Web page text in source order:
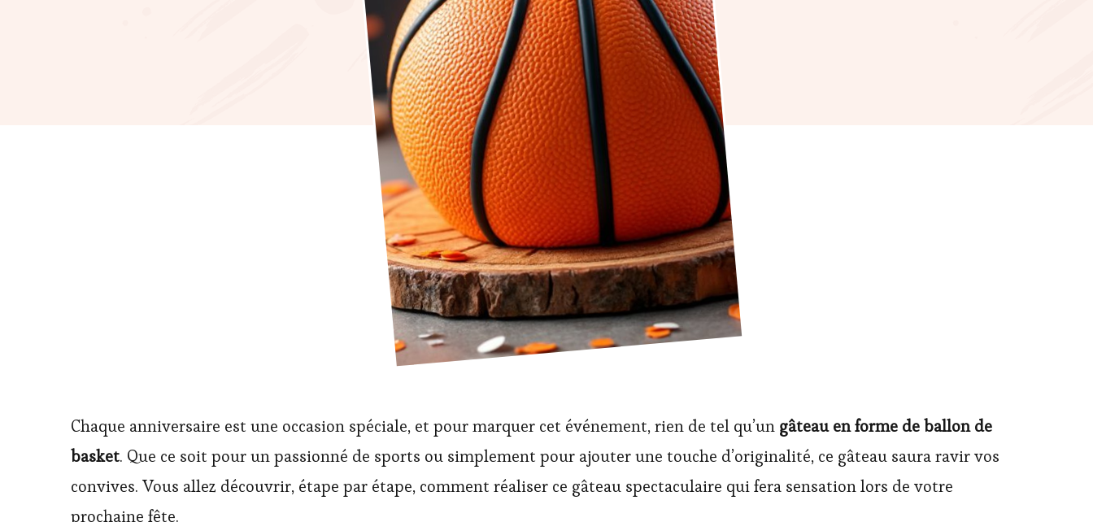
Chaque anniversaire est une occasion spéciale, et pour marquer cet événement, rien de tel qu’un gâteau en forme de ballon de
basket. Que ce soit pour un passionné de sports ou simplement pour ajouter une touche d’originalité, ce gâteau saura ravir vos
convives. Vous allez découvrir, étape par étape, comment réaliser ce gâteau spectaculaire qui fera sensation lors de votre
prochaine fête.